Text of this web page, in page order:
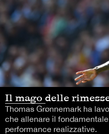
Il mago delle
Thomas Grønnemark ha
che allenare il
performance realizzative.